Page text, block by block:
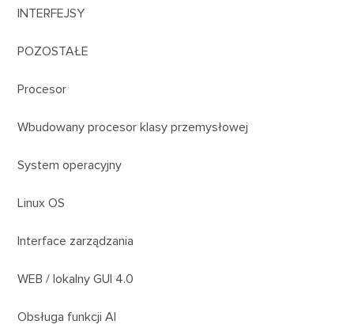
INTERFEJSY
POZOSTAŁE
Procesor
Wbudowany procesor klasy przemysłowej
System operacyjny
Linux OS
Interface zarządzania
WEB / lokalny GUI 4.0
Obsługa funkcji AI